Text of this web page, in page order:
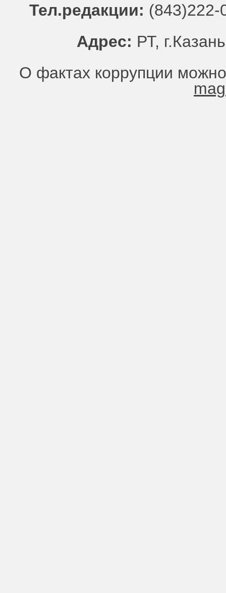
Тел.редакции:
Адрес: РТ,
О фактах коррупции